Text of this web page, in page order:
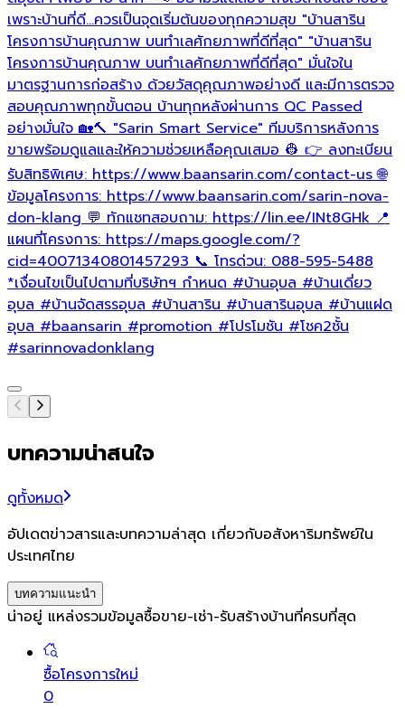
เพราะบ้านที่ดี...ควรเป็นจุดเริ่มต้นของทุกความสุข "บ้านสาริน
โครงการบ้านคุณภาพ บนทำเลศักยภาพที่ดีที่สุด" "บ้านสาริน
โครงการบ้านคุณภาพ บนทำเลศักยภาพที่ดีที่สุด" มั่นใจใน
มาตรฐานการก่อสร้าง ด้วยวัสดุคุณภาพอย่างดี และมีการตรวจ
สอบคุณภาพทุกขั้นตอน บ้านทุกหลังผ่านการ QC Passed
อย่างมั่นใจ 🏡🔨 "Sarin Smart Service" ทีมบริการหลังการ
ขายพร้อมดูแลและให้ความช่วยเหลือคุณเสมอ 👷 👉 ลงทะเบียน
รับสิทธิพิเศษ: https://www.baansarin.com/contact-us 🌐
ข้อมูลโครงการ: https://www.baansarin.com/sarin-nova-
don-klang 💬 ทักแชทสอบถาม: https://lin.ee/INt8GHk 📍
แผนที่โครงการ: https://maps.google.com/?
cid=40071340801457293 📞 โทรด่วน: 088-595-5488
*เงื่อนไขเป็นไปตามที่บริษัทฯ กำหนด#บ้านอุบล #บ้านเดี่ยว
อุบล #บ้านจัดสรรอุบล #บ้านสาริน #บ้านสารินอุบล #บ้านแฝด
อุบล #baansarin #promotion #โปรโมชัน #โชค2ชั้น
#sarinnovadonklang
บทความน่าสนใจ
ดูทั้งหมด
อัปเดตข่าวสารและบทความล่าสุด เกี่ยวกับอสังหาริมทรัพย์ใน
ประเทศไทย
บทความแนะนำ
น่าอยู่ แหล่งรวมข้อมูลซื้อขาย-เช่า-รับสร้างบ้านที่ครบที่สุด
ซื้อโครงการใหม่
0